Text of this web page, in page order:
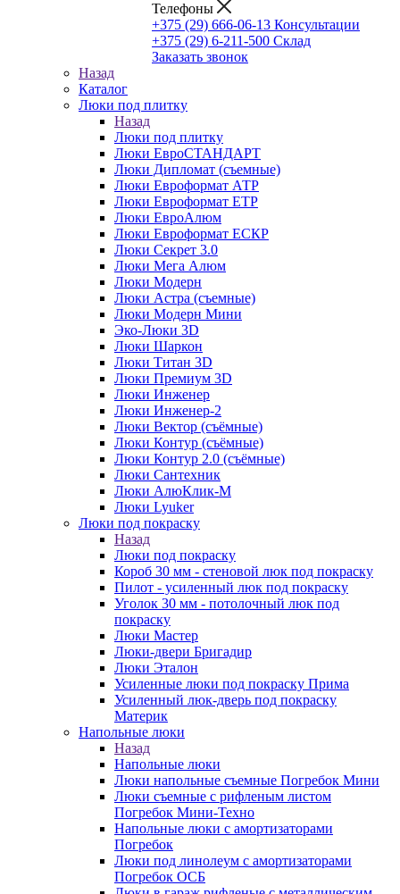
Телефоны
+375 (29) 666-06-13 Консультации
+375 (29) 6-211-500 Склад
Заказать звонок
Назад
Каталог
Люки под плитку
Назад
Люки под плитку
Люки ЕвроСТАНДАРТ
Люки Дипломат (съемные)
Люки Евроформат АТР
Люки Евроформат ЕТР
Люки ЕвроАлюм
Люки Евроформат ЕСКР
Люки Секрет 3.0
Люки Мега Алюм
Люки Модерн
Люки Астра (съемные)
Люки Модерн Мини
Эко-Люки 3D
Люки Шаркон
Люки Титан 3D
Люки Премиум 3D
Люки Инженер
Люки Инженер-2
Люки Вектор (съёмные)
Люки Контур (съёмные)
Люки Контур 2.0 (съёмные)
Люки Сантехник
Люки АлюКлик-М
Люки Lyuker
Люки под покраску
Назад
Люки под покраску
Короб 30 мм - стеновой люк под покраску
Пилот - усиленный люк под покраску
Уголок 30 мм - потолочный люк под
покраску
Люки Мастер
Люки-двери Бригадир
Люки Эталон
Усиленные люки под покраску Прима
Усиленный люк-дверь под покраску
Материк
Напольные люки
Назад
Напольные люки
Люки напольные съемные Погребок Мини
Люки съемные с рифленым листом
Погребок Мини-Техно
Напольные люки с амортизаторами
Погребок
Люки под линолеум с амортизаторами
Погребок ОСБ